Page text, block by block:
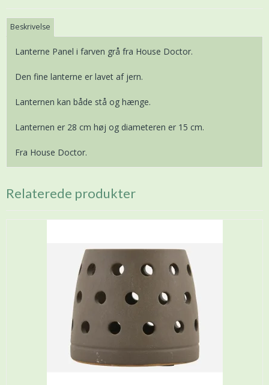
Beskrivelse
Lanterne Panel i farven grå fra House Doctor.
Den fine lanterne er lavet af jern.
Lanternen kan både stå og hænge.
Lanternen er 28 cm høj og diameteren er 15 cm.
Fra House Doctor.
Relaterede produkter